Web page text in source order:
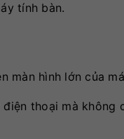
tính bàn.
màn hình lớn của
thoại mà không